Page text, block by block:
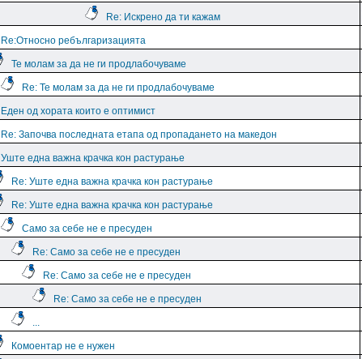
Re: Искрено да ти кажам
Re:Относно ребългаризацията
Те молам за да не ги продлабочуваме
Re: Те молам за да не ги продлабочуваме
Еден од хората които е оптимист
Re: Започва последната етапа од пропадането на македон
Уште една важна крачка кон растурање
Re: Уште една важна крачка кон растурање
Re: Уште една важна крачка кон растурање
Само за себе не е пресуден
Re: Само за себе не е пресуден
Re: Само за себе не е пресуден
Re: Само за себе не е пресуден
...
Комоентар не е нужен